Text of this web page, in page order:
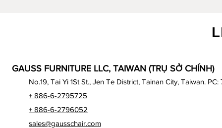
GAUSS FURNITURE LLC, TAIWAN (TRỤ SỞ CHÍNH)
No.19, Tai Yi 1St St., Jen Te District, Tainan City, Taiwan. PC:
+ 886-6-2795725
+ 886-6-2796052
sales@gausschair.com